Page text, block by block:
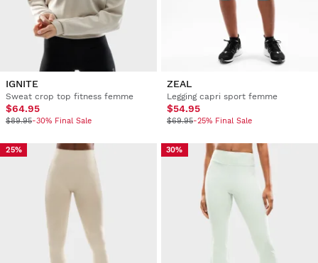
IGNITE
Sweat crop top fitness femme
$64.95
$89.95-30% Final Sale
ZEAL
Legging capri sport femme
$54.95
$69.95-25% Final Sale
25% 30%